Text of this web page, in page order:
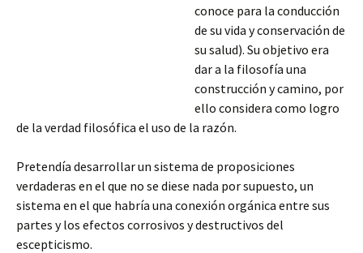
conoce para la conducción
de su vida y conservación de
su salud). Su objetivo era
dar a la filosofía una
construcción y camino, por
ello considera como logro
de la verdad filosófica el uso de la razón.
Pretendía desarrollar un sistema de proposiciones
verdaderas en el que no se diese nada por supuesto, un
sistema en el que habría una conexión orgánica entre sus
partes y los efectos corrosivos y destructivos del
escepticismo.